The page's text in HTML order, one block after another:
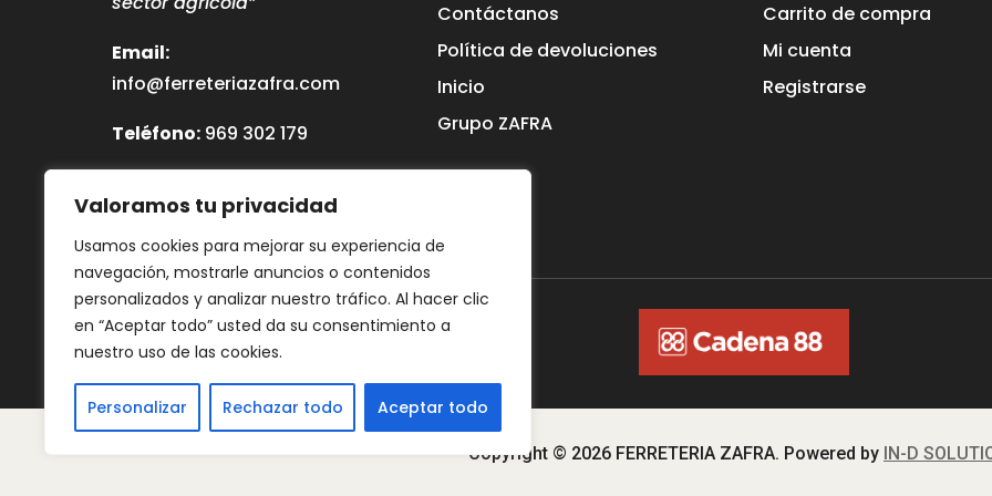
Valoramos tu privacidad
Usamos cookies para mejorar su experiencia de
navegación, mostrarle anuncios o contenidos
personalizados y analizar nuestro tráfico. Al hacer clic
en “Aceptar todo” usted da su consentimiento a
nuestro uso de las cookies.
Personalizar Rechazar todo Aceptar todo
Email:
info@ferreteriazafra.com
Teléfono:969 302 179
Contáctanos
Política de devoluciones
Inicio
Grupo ZAFRA
Carrito de compra
Mi cuenta
Registrarse
Copyright © 2026 FERRETERIA ZAFRA. Powered by IN-D